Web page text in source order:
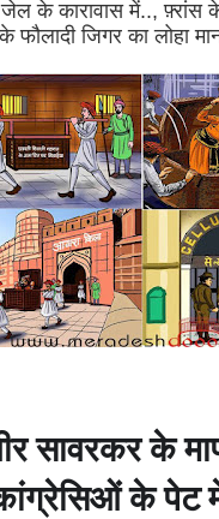
जेल के कारावास में.., फ़्रांस
जिगर का लोहा
सावरकर के
के पेट